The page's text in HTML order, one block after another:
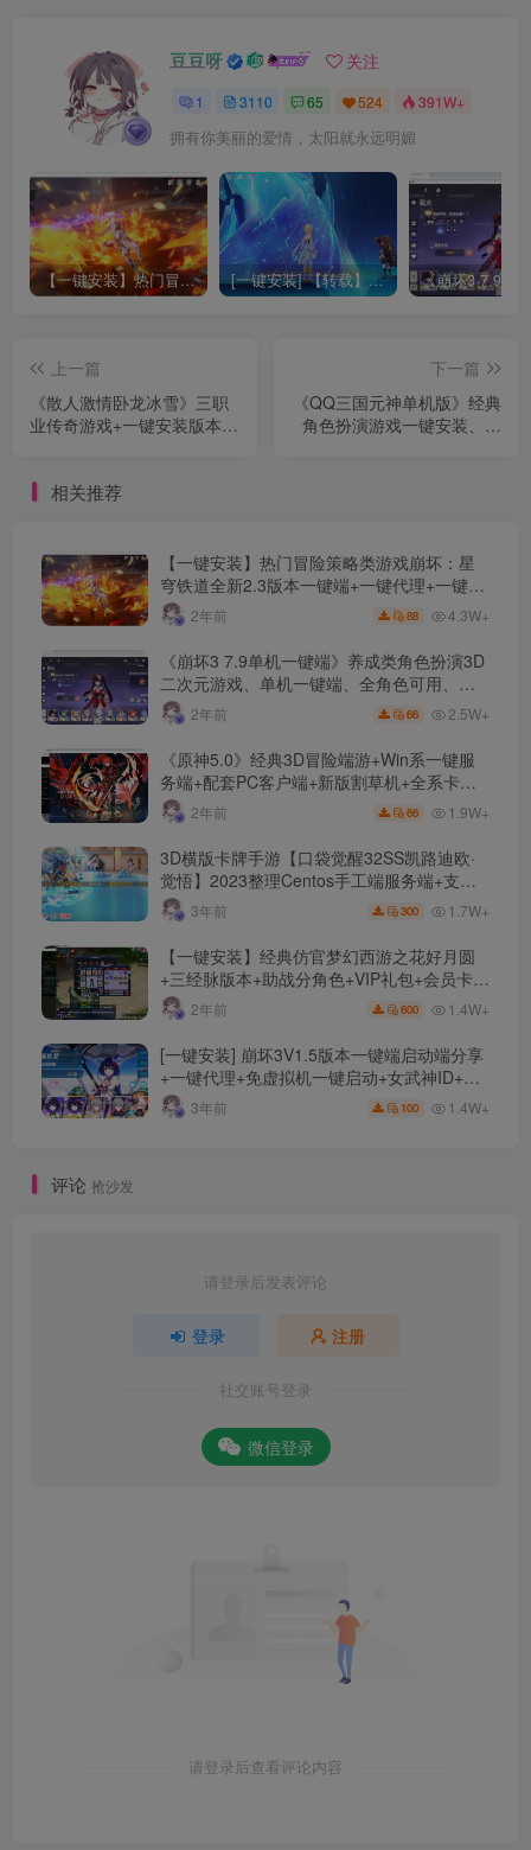
豆豆呀 关注
1 3110 65 524 391W+
拥有你美丽的爱情，太阳就永远明媚
【一键安装】热门冒险策略类游戏崩坏：星穹铁道全新2.3版本一键端+一键代理+一键启动+免虚拟机 [一键安装] 【转载】原神3.4真端服务端+源码+配套客户端+详尽说明+GM工具+源码说明文件
上一篇
《散人激情卧龙冰雪》三职
业传奇游戏+一键安装版本
+采用GOM引擎
下一篇
《QQ三国元神单机版》经典
角色扮演游戏一键安装、全
相关推荐
【一键安装】热门冒险策略类游戏崩坏：星
穹铁道全新2.3版本一键端+一键代理+一键启
动+免虚拟机
2年前 88 4.3W+
《崩坏3 7.9单机一键端》养成类角色扮演3D
二次元游戏、单机一键端、全角色可用、无
限资源、附带保姆级安装教程
2年前 66 2.5W+
《原神5.0》经典3D冒险端游+Win系一键服
务端+配套PC客户端+新版割草机+全系卡池
文件2年前 66 1.9W+
3D横版卡牌手游【口袋觉醒32SS凯路迪欧·
觉悟】2023整理Centos手工端服务端+支付
对接+安卓苹果双端+运营后台+GM授权后台
+代理后台
3年前 300 1.7W+
【一键安装】经典仿官梦幻西游之花好月圆
+三经脉版本+助战分角色+VIP礼包+会员卡
+剧情活动+视频搭建及其他修改资料
2年前 600 1.4W+
[一键安装] 崩坏3V1.5版本一键端启动端分享
+一键代理+免虚拟机一键启动+女武神ID+详
细指令+极简一键修改
3年前 100 1.4W+
评论 抢沙发
请登录后发表评论
登录 注册
社交账号登录
微信登录
请登录后查看评论内容